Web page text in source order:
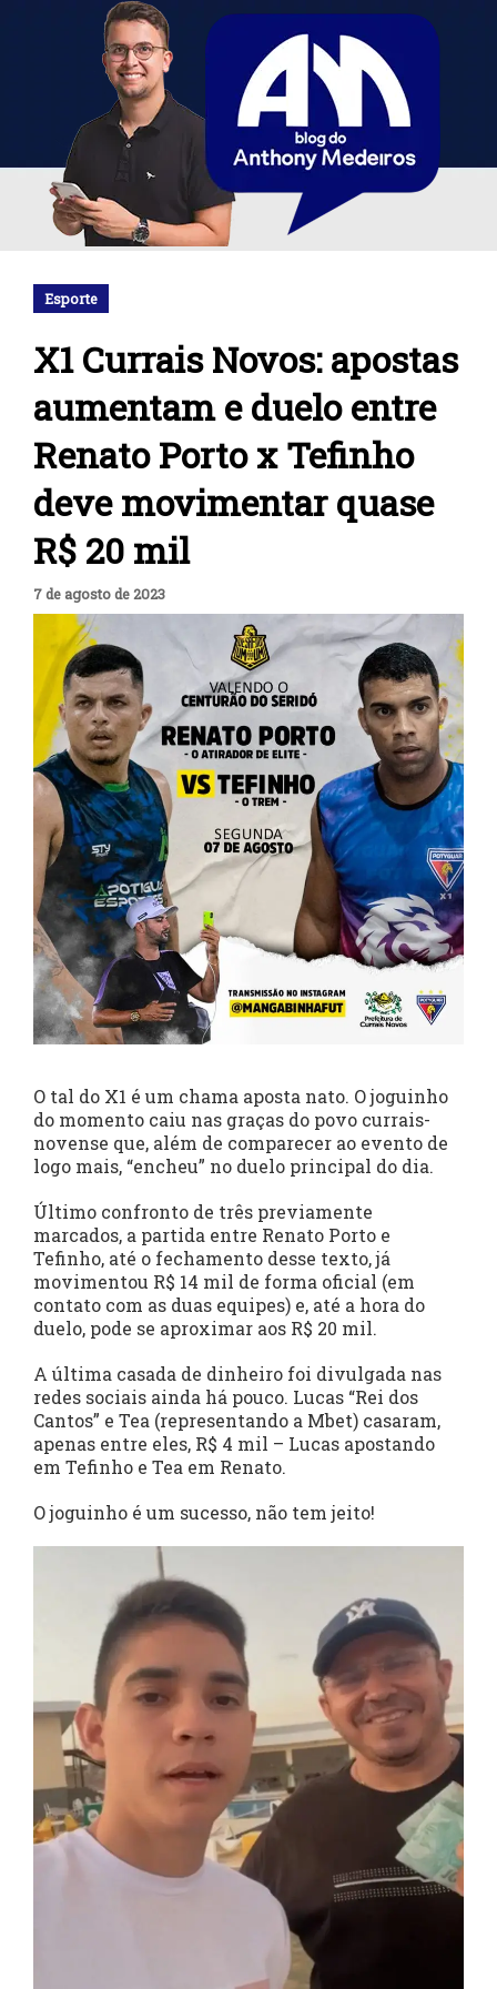
Esporte
X1 Currais Novos: apostas
aumentam e duelo entre
Renato Porto x Tefinho
deve movimentar quase
R$ 20 mil
7 de agosto de 2023
O tal do X1 é um chama aposta nato. O joguinho
do momento caiu nas graças do povo currais-
novense que, além de comparecer ao evento de
logo mais, “encheu” no duelo principal do dia.
Último confronto de três previamente
marcados, a partida entre Renato Porto e
Tefinho, até o fechamento desse texto, já
movimentou R$ 14 mil de forma oficial (em
contato com as duas equipes) e, até a hora do
duelo, pode se aproximar aos R$ 20 mil.
A última casada de dinheiro foi divulgada nas
redes sociais ainda há pouco. Lucas “Rei dos
Cantos” e Tea (representando a Mbet) casaram,
apenas entre eles, R$ 4 mil – Lucas apostando
em Tefinho e Tea em Renato.
O joguinho é um sucesso, não tem jeito!